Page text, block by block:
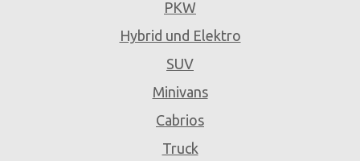
PKW
Hybrid und Elektro
SUV
Minivans
Cabrios
Truck